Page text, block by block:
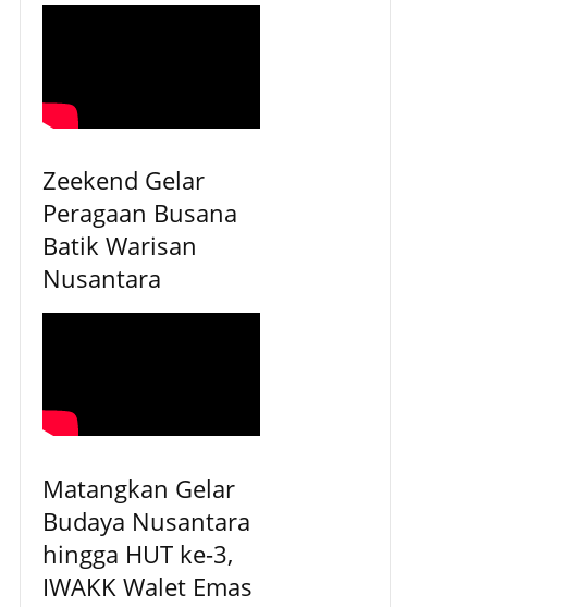
Zeekend Gelar
Peragaan Busana
Batik Warisan
Nusantara
Matangkan Gelar
Budaya Nusantara
hingga HUT ke-3,
IWAKK Walet Emas